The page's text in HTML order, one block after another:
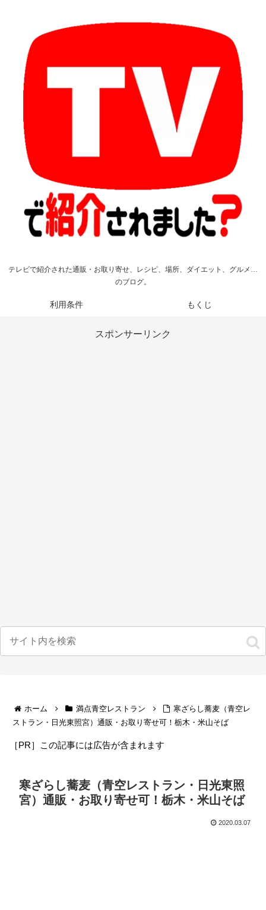
テレビで紹介された通販・お取り寄せ、レシピ、場所、ダイエット、グルメ…
のブログ。
利用条件 もくじ
スポンサーリンク
ホーム 満点青空レストラン
寒ざらし蕎麦（青空レ
ストラン・日光東照宮）通販・お取り寄せ可！栃木・米山そば
［PR］この記事には広告が含まれます
寒ざらし蕎麦（青空レストラン・日光東照
宮）通販・お取り寄せ可！栃木・米山そば
2020.03.07